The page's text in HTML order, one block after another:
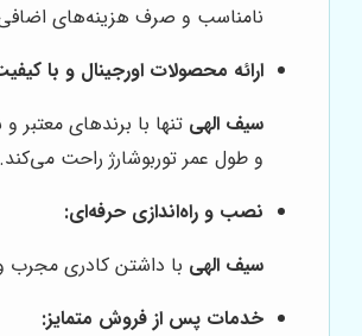
نامناسب و صرف هزینه‌های
ارائه محصولات اورجینال و با
سیف الهی تنها با برندهای
و طول عمر توربوشارژ راحت می‌کند.
نصب و راه‌اندازی حرفه‌ای:
سیف الهی با داشتن کادری مجرب
خدمات پس از فروش متمایز: